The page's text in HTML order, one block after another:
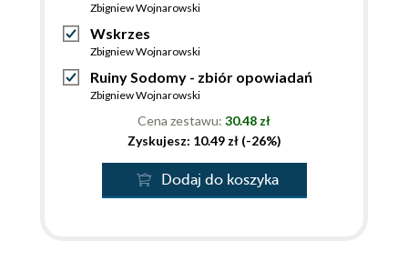
Zbigniew Wojnarowski
Wskrzes
Zbigniew Wojnarowski
Ruiny Sodomy - zbiór opowiadań
Zbigniew Wojnarowski
Cena zestawu: 30.48 zł
Zyskujesz: 10.49 zł (-26%)
Dodaj do koszyka